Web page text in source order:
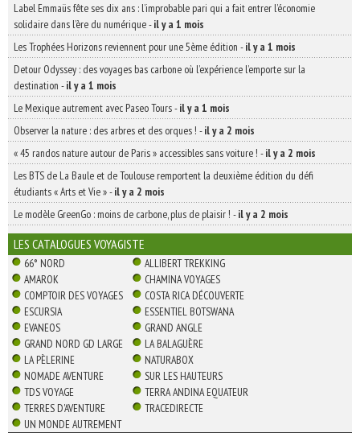
Label Emmaüs fête ses dix ans : l’improbable pari qui a fait entrer l’économie
solidaire dans l’ère du numérique-il y a 1 mois
Les Trophées Horizons reviennent pour une 5ème édition -il y a 1 mois
Detour Odyssey : des voyages bas carbone où l’expérience l’emporte sur la
destination -il y a 1 mois
Le Mexique autrement avec Paseo Tours-il y a 1 mois
Observer la nature : des arbres et des orques ! -il y a 2 mois
« 45 randos nature autour de Paris » accessibles sans voiture ! -il y a 2 mois
Les BTS de La Baule et de Toulouse remportent la deuxième édition du défi
étudiants « Arts et Vie »-il y a 2 mois
Le modèle GreenGo : moins de carbone, plus de plaisir ! -il y a 2 mois
LES CATALOGUES VOYAGISTE
66° NORD
ALLIBERT TREKKING
AMAROK
CHAMINA VOYAGES
COMPTOIR DES VOYAGES
COSTA RICA DÉCOUVERTE
ESCURSIA
ESSENTIEL BOTSWANA
EVANEOS
GRAND ANGLE
GRAND NORD GD LARGE
LA BALAGUÈRE
LA PÈLERINE
NATURABOX
NOMADE AVENTURE
SUR LES HAUTEURS
TDS VOYAGE
TERRA ANDINA EQUATEUR
TERRES D'AVENTURE
TRACEDIRECTE
UN MONDE AUTREMENT